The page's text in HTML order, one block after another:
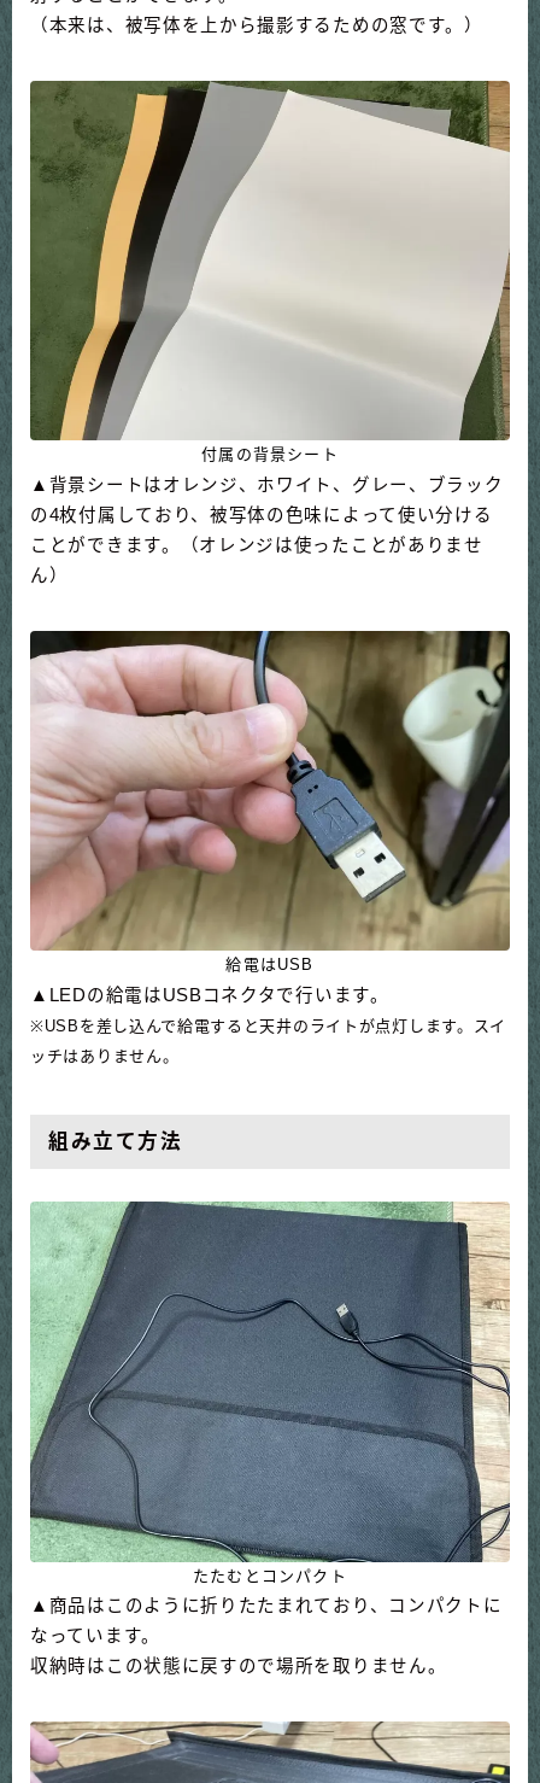
（本来は、被写体を上から撮影するための窓です。）
付属の背景シート
▲背景シートはオレンジ、ホワイト、グレー、ブラック
の4枚付属しており、被写体の色味によって使い分ける
ことができます。（オレンジは使ったことがありませ
ん）
給電はUSB
▲LEDの給電はUSBコネクタで行います。
※USBを差し込んで給電すると天井のライトが点灯します。スイ
ッチはありません。
組み立て方法
た たむとコンパクト
▲商品はこのように折りたたまれており、コンパクトに
なっています。
収納時はこの状態に戻すので場所を取りません。